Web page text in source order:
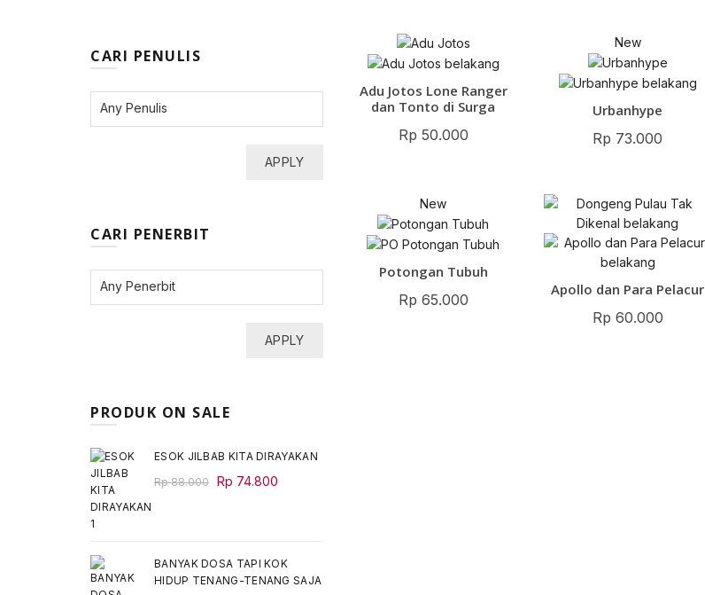
Adu Jotos Lone Ranger
dan Tonto di Surga
Rp 50.000
New
Urbanhype
Rp 73.000
New
Potongan Tubuh
Rp 65.000
Apollo dan Para Pelacur
Rp 60.000
CARI PENULIS
APPLY
CARI PENERBIT
APPLY
PRODUK ON SALE
ESOK JILBAB KITA DIRAYAKAN
Rp88.000 Original
Rp 74.800
BANYAK DOSA TAPI KOK
HIDUP TENANG-TENANG SAJA